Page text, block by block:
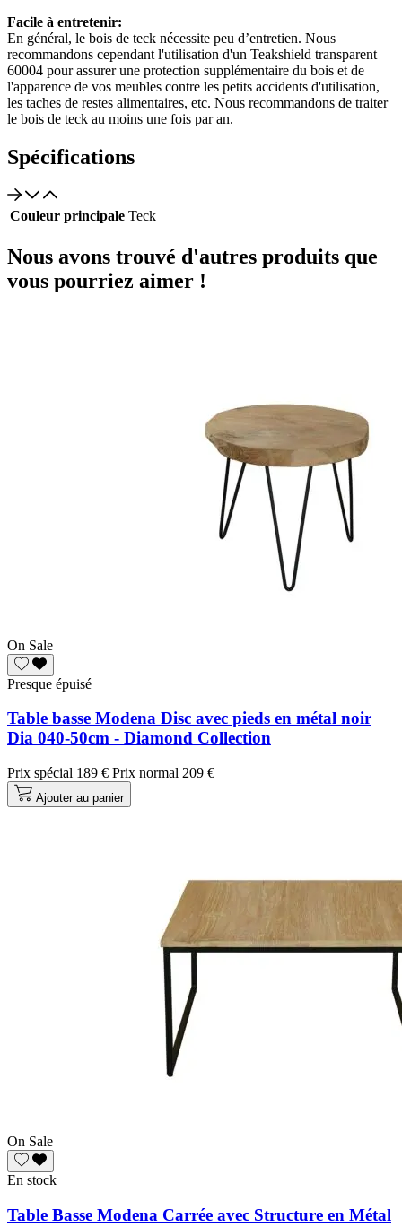
Facile à entretenir:
En général, le bois de teck nécessite peu d’entretien. Nous
recommandons cependant l'utilisation d'un Teakshield transparent
60004 pour assurer une protection supplémentaire du bois et de
l'apparence de vos meubles contre les petits accidents d'utilisation,
les taches de restes alimentaires, etc. Nous recommandons de traiter
le bois de teck au moins une fois par an.
Spécifications
Couleur principale Teck
Nous avons trouvé d'autres produits que
vous pourriez aimer !
On Sale
Presque épuisé
Table basse Modena Disc avec pieds en métal noir
Dia 040-50cm - Diamond Collection
Prix spécial 189 € Prix normal 209 €
Ajouter au panier
On Sale
En stock
Table Basse Modena Carrée avec Structure en Métal